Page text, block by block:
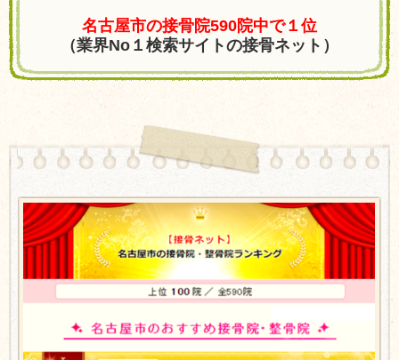
名古屋市の接骨院590院中で１位
（業界No１検索サイトの接骨ネット）